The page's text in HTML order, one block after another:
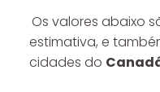
Os valores abaixo
estimativa, e
cidades do